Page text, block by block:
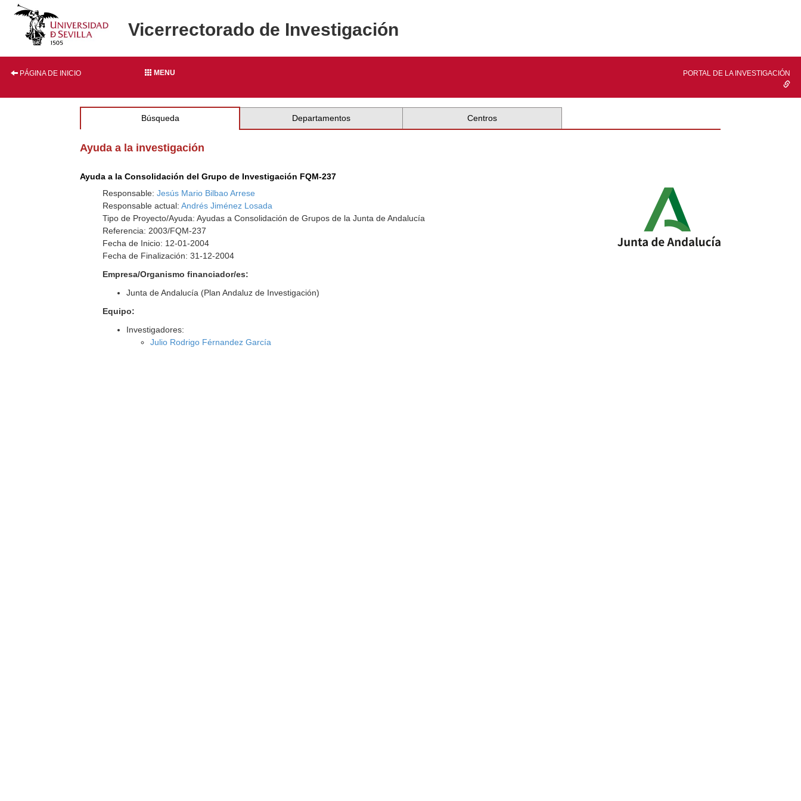
Vicerrectorado de Investigación
PÁGINA DE INICIO MENU PORTAL DE LA INVESTIGACIÓN
Búsqueda Departamentos Centros
Ayuda a la investigación
Ayuda a la Consolidación del Grupo de Investigación FQM-237
Responsable:Jesús Mario Bilbao Arrese
Responsable actual:Andrés Jiménez Losada
Tipo de Proyecto/Ayuda: Ayudas a Consolidación de Grupos de la Junta de Andalucía
Referencia: 2003/FQM-237
Fecha de Inicio: 12-01-2004
Fecha de Finalización: 31-12-2004
Empresa/Organismo financiador/es:
Junta de Andalucía (Plan Andaluz de Investigación)
Equipo:
Investigadores:
Julio Rodrigo Férnandez García